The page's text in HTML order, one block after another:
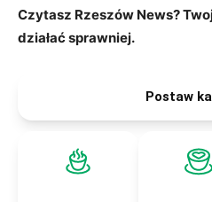
Czytasz Rzeszów News?
działać sprawniej.
Postaw